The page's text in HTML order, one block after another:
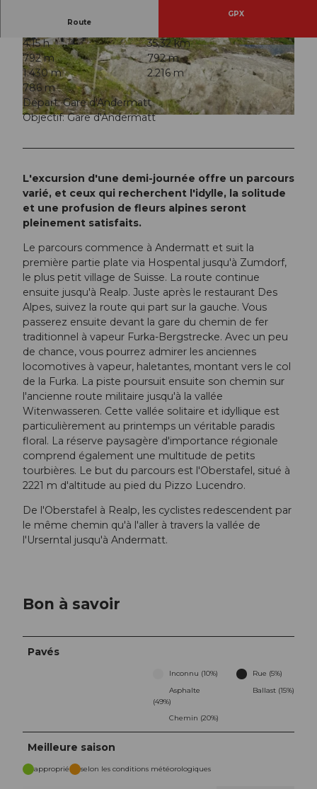
© Ferienregion Andermatt
© Ferienregion Andermatt
© Andermatt-Urserntal Tourismus GmbH, Ferie
nregion Andermatt
Route
GPX
4:15 h
35,32 km
792 m
792 m
1.430 m
2.216 m
786 m
Départ: Gare d'Andermatt
Objectif: Gare d'Andermatt
L'excursion d'une demi-journée offre un parcours
varié, et ceux qui recherchent l'idylle, la solitude
et une profusion de fleurs alpines seront
pleinement satisfaits.
Le parcours commence à Andermatt et suit la
première partie plate via Hospental jusqu'à Zumdorf,
le plus petit village de Suisse. La route continue
ensuite jusqu'à Realp. Juste après le restaurant Des
Alpes, suivez la route qui part sur la gauche. Vous
passerez ensuite devant la gare du chemin de fer
traditionnel à vapeur Furka-Bergstrecke. Avec un peu
de chance, vous pourrez admirer les anciennes
locomotives à vapeur, haletantes, montant vers le col
de la Furka. La piste poursuit ensuite son chemin sur
l'ancienne route militaire jusqu'à la vallée
Witenwasseren. Cette vallée solitaire et idyllique est
particulièrement au printemps un véritable paradis
floral. La réserve paysagère d'importance régionale
comprend également une multitude de petits
tourbières. Le but du parcours est l'Oberstafel, situé à
2221 m d'altitude au pied du Pizzo Lucendro.
De l'Oberstafel à Realp, les cyclistes redescendent par
le même chemin qu'à l'aller à travers la vallée de
l'Urserntal jusqu'à Andermatt.
Bon à savoir
Pavés
Inconnu (10%)
Rue (5%)
Asphalte
(49%)
Ballast (15%)
Chemin (20%)
Meilleure saison
approprié selon les conditions météorologiques